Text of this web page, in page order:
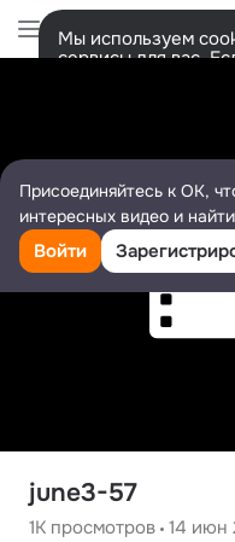
june3-57
1K просмотров 14 июн
Мы используем
сервисы для вас.
Присоединяйтесь к ОК,
интересных видео и
Войти